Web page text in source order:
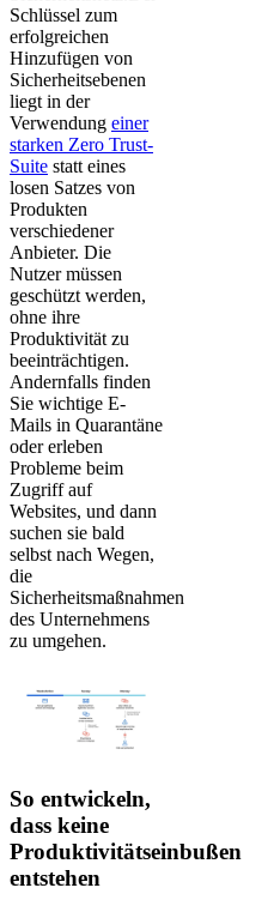
Schlüssel zum
erfolgreichen
Hinzufügen von
Sicherheitsebenen
liegt in der
Verwendung einer
starken Zero Trust-
Suite statt eines
losen Satzes von
Produkten
verschiedener
Anbieter. Die
Nutzer müssen
geschützt werden,
ohne ihre
Produktivität zu
beeinträchtigen.
Andernfalls finden
Sie wichtige E-
Mails in Quarantäne
oder erleben
Probleme beim
Zugriff auf
Websites, und dann
suchen sie bald
selbst nach Wegen,
die
Sicherheitsmaßnahmen
des Unternehmens
zu umgehen.
So entwickeln,
dass keine
Produktivitätseinbußen
entstehen